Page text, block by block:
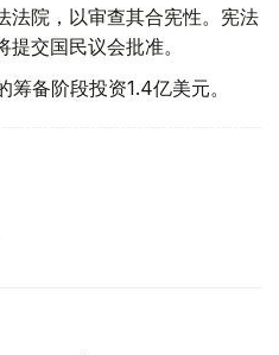
法院，以审查其合宪性。宪法
交国民议会批准。
备阶段投资1.4亿美元。